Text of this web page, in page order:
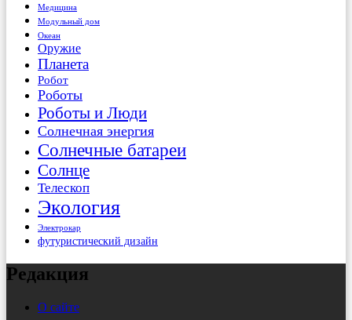
Медицина
Модульный дом
Океан
Оружие
Планета
Робот
Роботы
Роботы и Люди
Солнечная энергия
Солнечные батареи
Солнце
Телескоп
Экология
Электрокар
футуристический дизайн
Редакция
О сайте